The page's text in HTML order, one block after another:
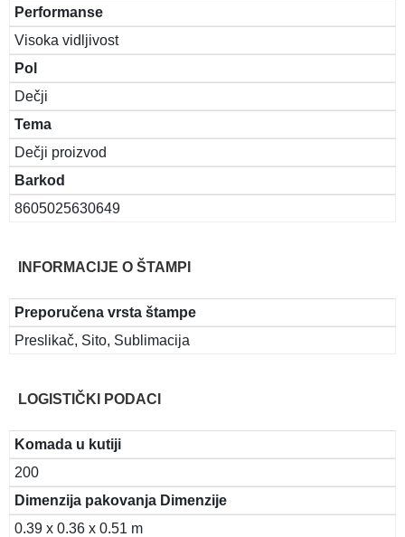
Performanse
Visoka vidljivost
Pol
Dečji
Tema
Dečji proizvod
Barkod
8605025630649
INFORMACIJE O ŠTAMPI
Preporučena vrsta štampe
Preslikač, Sito, Sublimacija
LOGISTIČKI PODACI
Komada u kutiji
200
Dimenzija pakovanja Dimenzije
0.39 x 0.36 x 0.51 m